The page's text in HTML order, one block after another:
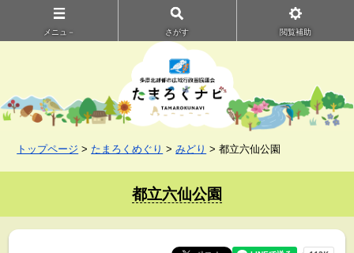
メニュ－ さがす 閲覧補助
トップページ > たまろくめぐり >みどり > 都立六仙公園
都立六仙公園